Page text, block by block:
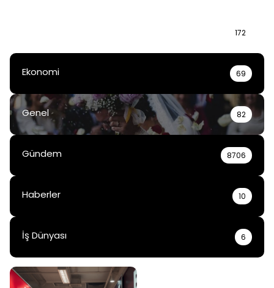
172
Ekonomi 69
Genel 82
Gündem 8706
Haberler 10
İş Dünyası 6